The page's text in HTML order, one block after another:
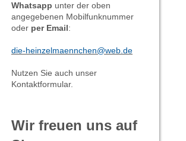
Whatsapp unter der oben
angegebenen Mobilfunknummer
oder per Email:
die-heinzelmaennchen@web.de
Nutzen Sie auch unser
Kontaktformular.
Wir freuen uns auf